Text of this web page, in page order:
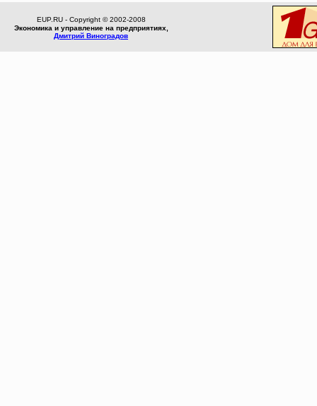
EUP.RU - Copyright © 2002-2008
Экономика и управление на предприятиях,
Дмитрий Виноградов